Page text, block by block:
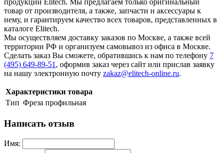
продукции Elitech. Мы предлагаем только оригинальный
товар от производителя, а также, запчасти и аксессуары к
нему, и гарантируем качество всех товаров, представленных в
каталоге Elitech.
Мы осуществляем доставку заказов по Москве, а также всей
территории РФ и организуем самовывоз из офиса в Москве.
Сделать заказ Вы сможете, обратившись к нам по телефону 7
(495) 649-89-51 , оформив заказ через сайт или прислав заявку
на нашу электронную почту zakaz@elitech-online.ru.
Характеристики товара
Тип Фреза профильная
Написать отзыв
Имя: